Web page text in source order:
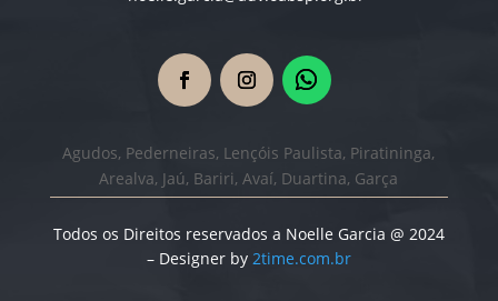
Agudos, Pederneiras, Lençóis Paulista, Piratininga,
Arealva, Jaú, Bariri, Avaí, Duartina, Garça
Todos os Direitos reservados a Noelle Garcia @ 2024
– Designer by 2time.com.br